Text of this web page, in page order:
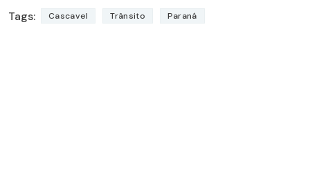
Tags: Cascavel Trânsito Paraná